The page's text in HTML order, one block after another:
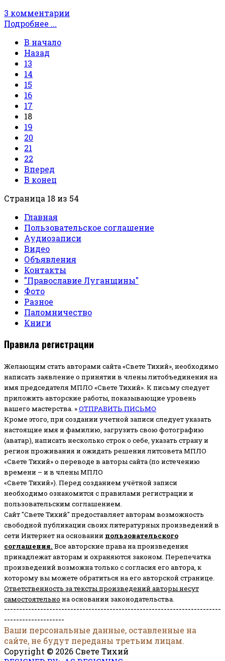
3 комментарии
Подробнее ...
В начало
Назад
13
14
15
16
17
18
19
20
21
22
Вперед
В конец
Страница 18 из 54
Главная
Пользовательское соглашение
Аудиозаписи
Видео
Объявления
Контакты
"Православие Луганщины"
Фото
Разное
Паломничество
Книги
Правила регистрации
Желающим стать авторами сайта «Свете Тихий», необходимо
написать заявление о принятии в члены литобъединения на
имя председателя МПЛО «Свете Тихий». К письму следует
приложить авторские работы, показывающие уровень
вашего мастерства. »ОТПРАВИТЬ ПИСЬМО
Кроме этого, при создании учетной записи следует указать
настоящие имя и фамилию, загрузить свою фотографию
(аватар), написать несколько строк о себе, указать страну и
регион проживания и ожидать решения литсовета МПЛО
«Свете Тихий» о переводе в авторы сайта (по истечению
времени – и в члены МПЛО
«Свете Тихий»). Перед созданием учётной записи
необходимо ознакомится с правилами регистрации и
пользовательским соглашением.
Сайт "Свете Тихий" предоставляет авторам возможность
свободной публикации своих литературных произведений в
сети Интернет на основании пользовательского
соглашения. Все авторские права на произведения
принадлежат авторам и охраняются законом. Перепечатка
произведений возможна только с согласия его автора, к
которому вы можете обратиться на его авторской странице.
Ответственность за тексты произведений авторы несут
самостоятельно на основании законодательства.
------------------------------------------------------------------------
--------------------
Ваши персональные данные, оставленные на
сайте, не будут переданы третьим лицам.
Copyright © 2026 Свете Тихий